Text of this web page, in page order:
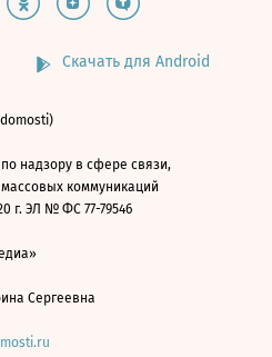
Скачать для Android
надзору в сфере связи,
коммуникаций
г. ЭЛ № ФС 77-79546
Сергеевна